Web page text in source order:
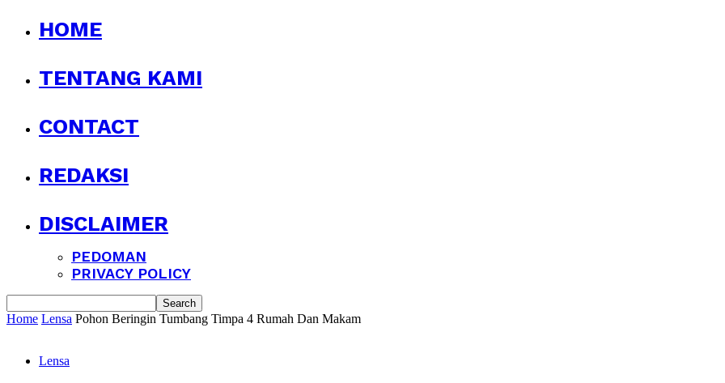
HOME
TENTANG KAMI
CONTACT
REDAKSI
DISCLAIMER
PEDOMAN
PRIVACY POLICY
Home Lensa Pohon Beringin Tumbang Timpa 4 Rumah Dan Makam
Lensa